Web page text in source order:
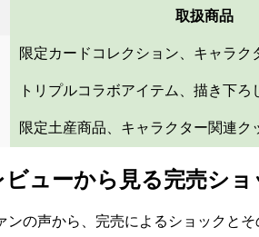
取扱商品
限定カードコレクション、キャラク
トリプルコラボアイテム、描き下ろ
限定土産商品、キャラクター関連ク
ューから見る完売シ
ンの声から、完売によるショックと